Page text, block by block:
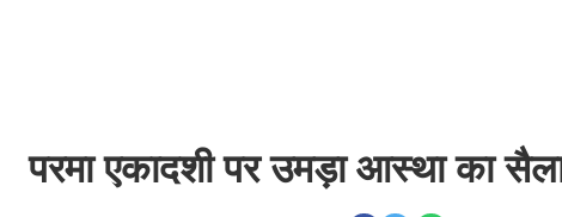
परमा एकादशी पर उमड़ा आस्था का